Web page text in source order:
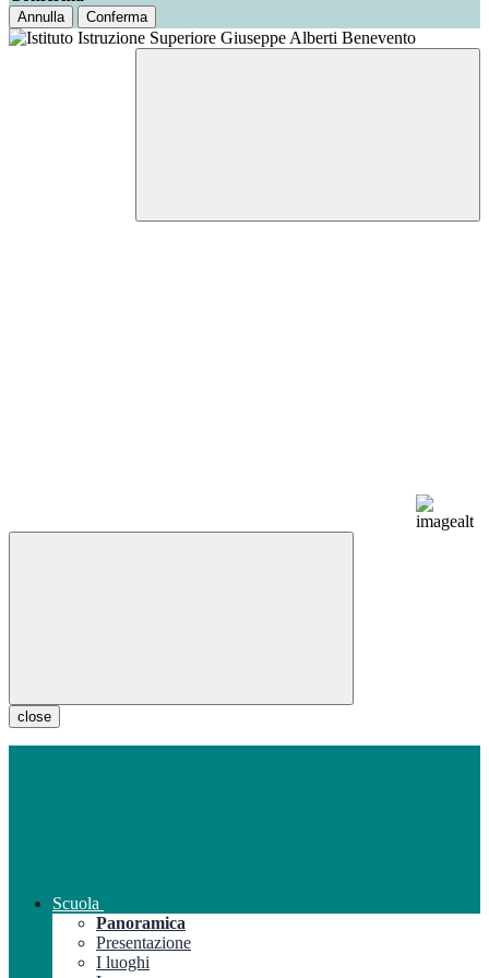
Annulla Conferma
close
Scuola
Panoramica
Presentazione
I luoghi